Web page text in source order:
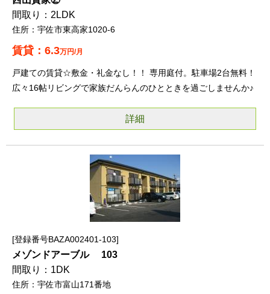
2LDK
宇佐市東高家1020-6
6.3万円/月
戸建ての賃貸☆敷金・礼金なし！！ 専用庭付。駐車場2台無料！
広々16帖リビングで家族だんらんのひとときを過ごしませんか♪
詳細
登録番号BAZA002401-103
メゾンドアーブル 103
1DK
宇佐市富山171番地